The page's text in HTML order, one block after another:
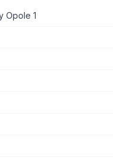
Opole 1